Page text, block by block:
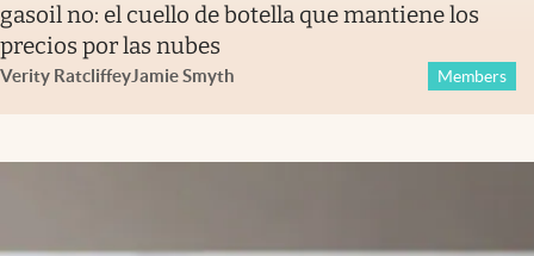
gasoil no: el cuello de botella que mantiene los
precios por las nubes
Verity RatcliffeyJamie Smyth Members